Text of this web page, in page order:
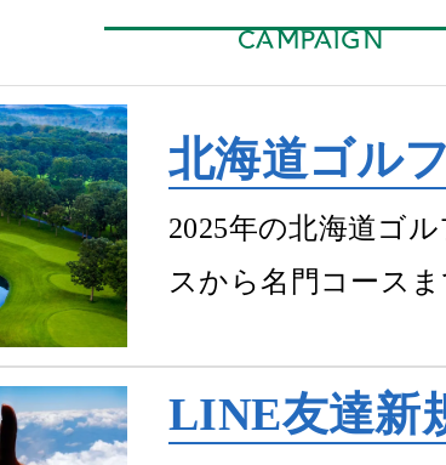
CAMPAIGN
北海道ゴル
2025年の北海道ゴ
スから名門コース
LINE友達新